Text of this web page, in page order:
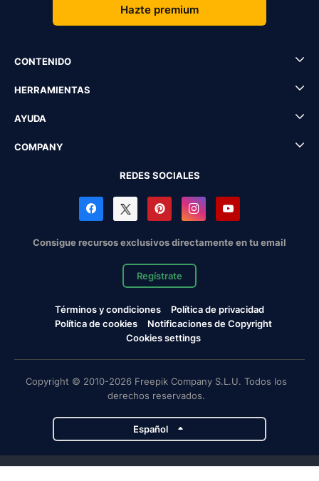
Hazte premium
CONTENIDO
HERRAMIENTAS
AYUDA
COMPANY
REDES SOCIALES
Consigue recursos exclusivos directamente en tu email
Regístrate
Términos y condiciones
Política de privacidad
Política de cookies
Notificaciones de Copyright
Cookies settings
Copyright © 2010-2026 Freepik Company S.L.U. Todos los
derechos reservados.
Español